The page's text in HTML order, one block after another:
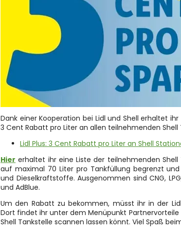
Dank einer Kooperation bei Lidl und Shell erhaltet ihr
3 Cent Rabatt pro Liter an allen teilnehmenden Shell
Lidl Plus: 3 Cent Rabatt pro Liter an Shell
Hier erhaltet ihr eine Liste der teilnehmenden Shell
auf maximal 70 Liter pro Tankfüllung begrenzt
und Dieselkraftstoffe. Ausgenommen sind CNG,
und AdBlue.
Um den Rabatt zu bekommen, müsst ihr in der
Dort findet ihr unter dem Menüpunkt Partnervorteile
Shell Tankstelle scannen lassen könnt. Viel Spaß